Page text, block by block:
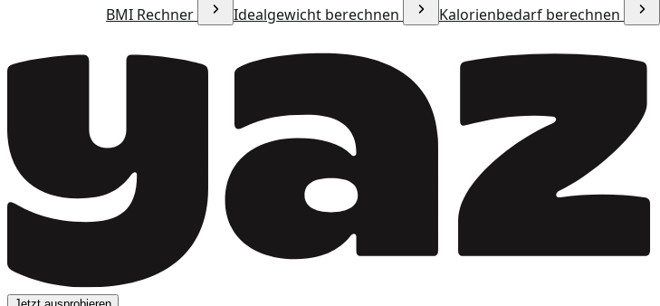
BMI Rechner Idealgewicht berechnen Kalorienbedarf berechnen